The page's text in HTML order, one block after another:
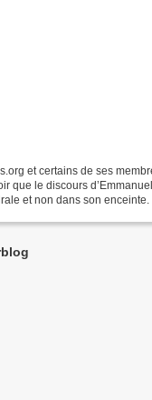
et certains de ses
que le discours
et non dans son